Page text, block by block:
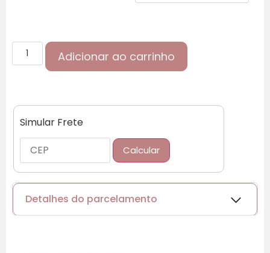
Adicionar ao carrinho
Simular Frete
Calcular
Detalhes do parcelamento